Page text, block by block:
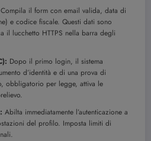
Compila il form con email valida, data di
e codice fiscale. Questi dati sono
il lucchetto HTTPS nella barra degli
Dopo il primo login, il sistema
d’identità e di una prova di
obbligatorio per legge, attiva le
Abilta immediatamente l’autenticazione a
del profilo. Imposta limiti di